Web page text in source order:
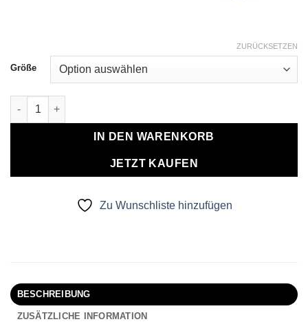
Größe
ZURÜCKSETZEN
Freizeitschuh Admont anthrazit/grün Menge
IN DEN WARENKORB
JETZT KAUFEN
Zu Wunschliste hinzufügen
BESCHREIBUNG
ZUSÄTZLICHE INFORMATION